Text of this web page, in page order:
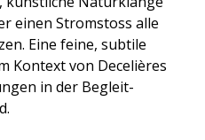
einen Stromstoss alle
Eine feine, subtile
Kontext von Decelières
in der Begleit-